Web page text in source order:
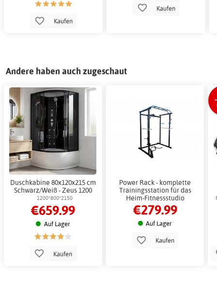
Kaufen
Kaufen
Andere haben auch zugeschaut
Duschkabine 80x120x215 cm
Schwarz/Weiß - Zeus 1200
1200*800*2150
€659.99
Auf Lager
Kaufen
Power Rack - komplette
Trainingsstation für das
Heim-Fitnessstudio
€279.99
Auf Lager
Kaufen